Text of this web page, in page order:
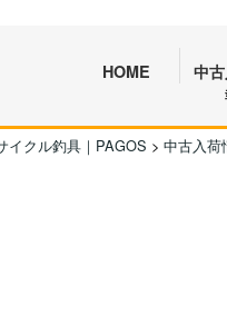
HOME
中
イクル釣具｜PAGOS > 中古入荷